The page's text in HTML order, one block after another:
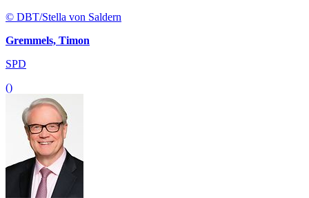
© DBT/Stella von Saldern
Gremmels, Timon
SPD
()